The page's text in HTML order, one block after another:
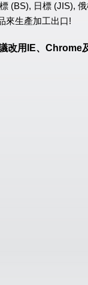
(BS), 日標 (JIS),
來生產加工出口!
改用IE、Chrome